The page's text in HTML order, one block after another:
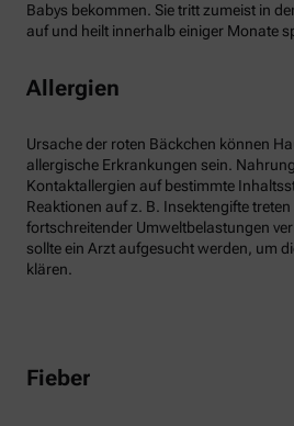
Babys bekommen. Sie tritt zumeist in
auf und heilt innerhalb einiger Monate
Allergien
Ursache der roten Bäckchen können
allergische Erkrankungen sein.
Kontaktallergien auf bestimmte
Reaktionen auf z. B. Insektengifte
fortschreitender Umweltbelastungen
sollte ein Arzt aufgesucht werden, um
klären.
Fieber